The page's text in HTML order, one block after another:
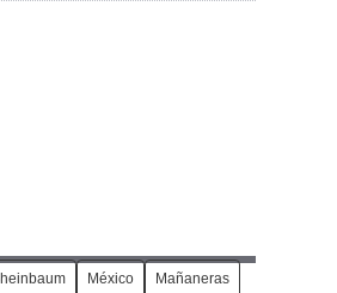
México Mañaneras